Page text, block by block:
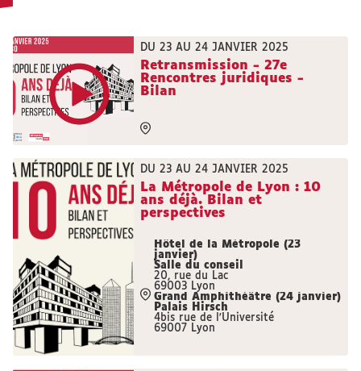
DU 23 AU 24 JANVIER 2025
Retransmission - 27e
Rencontres juridiques -
Bilan
DU 23 AU 24 JANVIER 2025
La Métropole de Lyon : 10
ans déjà. Bilan et
perspectives
Hôtel de la Métropole (23
janvier)
Salle du conseil
20, rue du Lac
69003 Lyon
Grand Amphithéâtre (24 janvier)
Palais Hirsch
4bis rue de l'Université
69007 Lyon